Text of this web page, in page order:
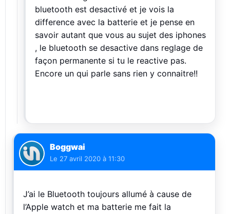
bluetooth est desactivé et je vois la
difference avec la batterie et je pense en
savoir autant que vous au sujet des iphones
, le bluetooth se desactive dans reglage de
façon permanente si tu le reactive pas.
Encore un qui parle sans rien y connaitre!!
Boggwai
Le 27 avril 2020 à 11:30
J’ai le Bluetooth toujours allumé à cause de
l’Apple watch et ma batterie me fait la